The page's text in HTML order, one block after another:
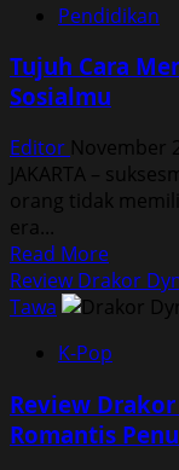
Tagihan
Listrik
Pendidikan
Tujuh Cara
Sosialmu
Editor November
JAKARTA –
orang tidak
era...
Read MoreRead
more
about
Cara
Akun
Media
Review Drakor
Tawa
K-Pop
Review
Romantis